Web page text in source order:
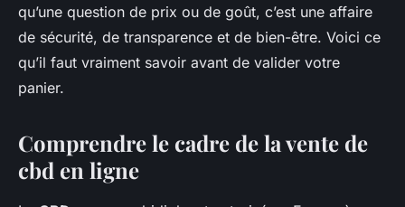
qu’une question de prix ou de goût, c’est une affaire
de sécurité, de transparence et de bien-être. Voici ce
qu’il faut vraiment savoir avant de valider votre
panier.
Comprendre le cadre de la vente de
cbd en ligne